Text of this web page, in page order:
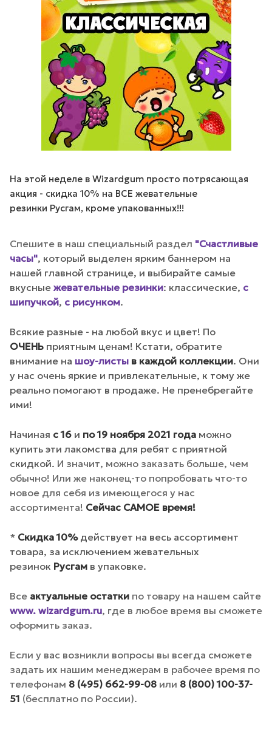
На этой неделе в Wizardgum просто потрясающая
акция - скидка 10% на ВСЕ жевательные
резинки Русгам, кроме упакованных!!!
Спешите в наш специальный раздел "Счастливые
часы", который выделен ярким баннером на
нашей главной странице, и выбирайте самые
вкусные жевательные резинки: классические, с
шипучкой, с рисунком.
Всякие разные - на любой вкус и цвет! По
ОЧЕНЬ приятным ценам! Кстати, обратите
внимание на шоу-листы в каждой коллекции. Они
у нас очень яркие и привлекательные, к тому же
реально помогают в продаже. Не пренебрегайте
ими!
Начиная с 16 и по 19 ноября 2021 года можно
купить эти лакомства для ребят с приятной
скидкой. И значит, можно заказать больше, чем
обычно! Или же наконец-то попробовать что-то
новое для себя из имеющегося у нас
ассортимента! Сейчас САМОЕ время!
* Скидка 10%действует на весь ассортимент
товара, за исключением жевательных
резинок Русгам в упаковке.
Все актуальные остатки по товару на нашем сайте
www. wizardgum.ru, где в любое время вы сможете
оформить заказ.
Если у вас возникли вопросы вы всегда сможете
задать их нашим менеджерам в рабочее время по
телефонам 8 (495) 662-99-08 или 8 (800) 100-37-
51 (бесплатно по России).